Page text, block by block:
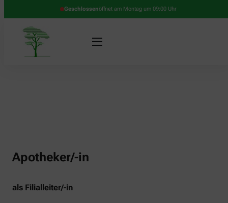
Geschlossenöffnet am Montag um 09:00 Uhr
Apotheker/-in
als Filialleiter/-in